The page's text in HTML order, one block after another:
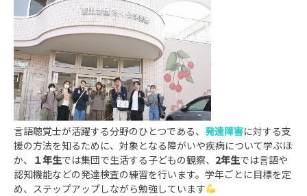
言語聴覚士が活躍する分野のひとつである、 発達障害に対する支
援の方法を知るために、対象となる障がいや疾病について学ぶほ
か、
１年生では集団で生活する子どもの観察、 2年生では言語や
認知機能などの発達検査の練習を行います。学年ごとに目標を定
め、ステップアップしながら勉強しています